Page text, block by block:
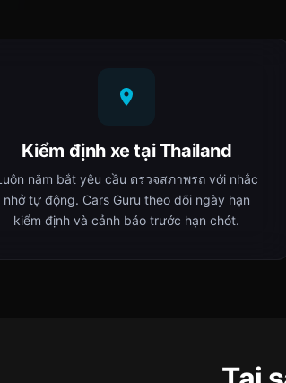
Kiểm định xe tại Thailand
nắm bắt yêu cầu ตรวจสภาพรถ với nhắc
nhở tự động. Cars Guru theo dõi ngày hạn
kiểm định và cảnh báo trước hạn chót.